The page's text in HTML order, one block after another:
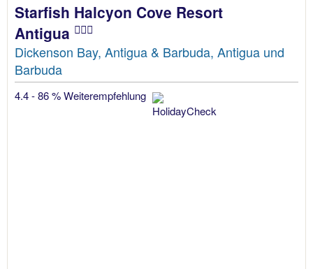
Starfish Halcyon Cove Resort
Antigua
Dickenson Bay, Antigua & Barbuda, Antigua und
Barbuda
4.4 - 86 % Weiterempfehlung